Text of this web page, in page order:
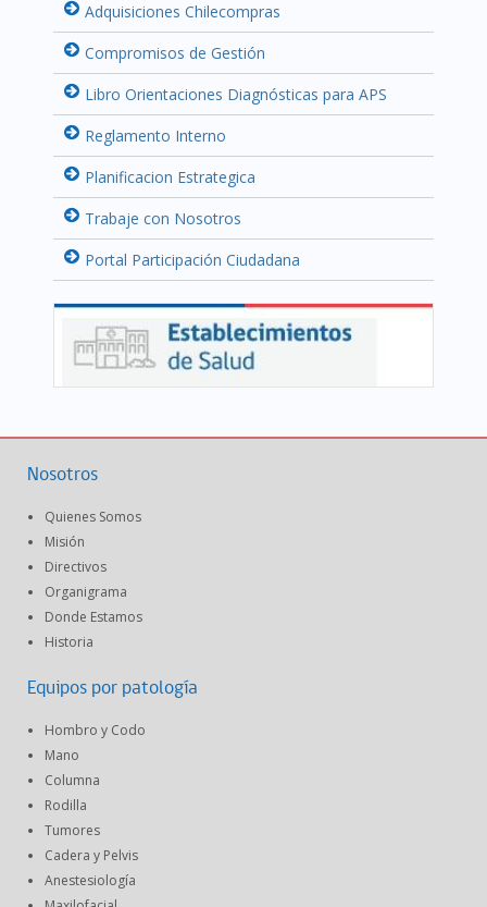
Adquisiciones Chilecompras
Compromisos de Gestión
Libro Orientaciones Diagnósticas para APS
Reglamento Interno
Planificacion Estrategica
Trabaje con Nosotros
Portal Participación Ciudadana
Nosotros
Quienes Somos
Misión
Directivos
Organigrama
Donde Estamos
Historia
Equipos por patología
Hombro y Codo
Mano
Columna
Rodilla
Tumores
Cadera y Pelvis
Anestesiología